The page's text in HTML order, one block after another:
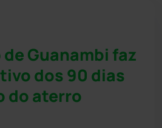
Guanambi faz
dos 90 dias
do aterro